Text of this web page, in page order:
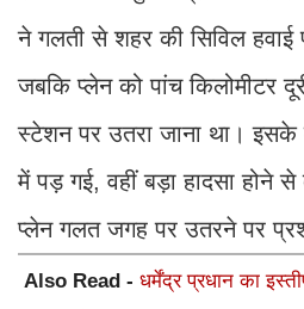
ने गलती से शहर की सिविल हवाई
जबकि प्लेन को पांच किलोमीटर
स्टेशन पर उतरा जाना था। इसके
में पड़ गई, वहीं बड़ा हादसा होने
प्लेन गलत जगह पर उतरने पर
Also Read - धर्मेंद्र प्रधान का